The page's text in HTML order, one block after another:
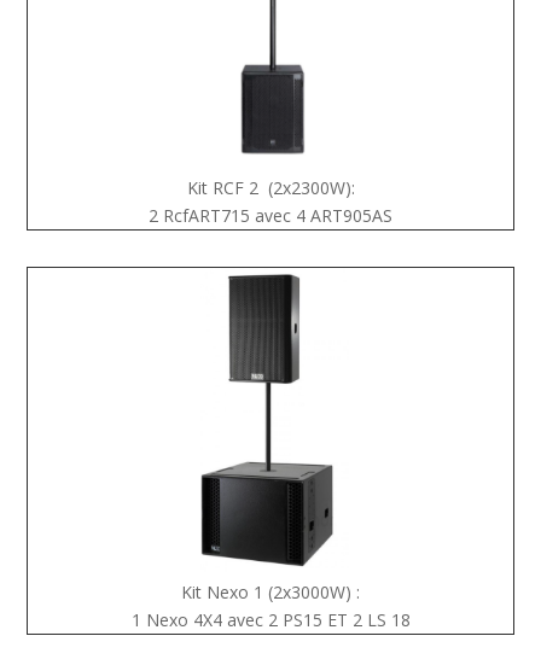
Kit RCF 2 (2x2300W):
2 RcfART715 avec 4 ART905AS
Kit Nexo 1 (2x3000W) :
1 Nexo 4X4 avec 2 PS15 ET 2 LS 18